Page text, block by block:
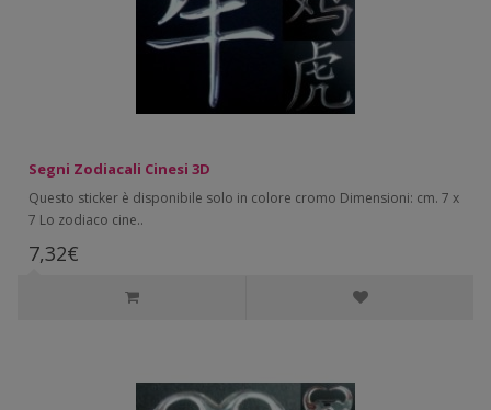
Segni Zodiacali Cinesi 3D
Questo sticker è disponibile solo in colore cromo Dimensioni: cm. 7 x
7 Lo zodiaco cine..
7,32€